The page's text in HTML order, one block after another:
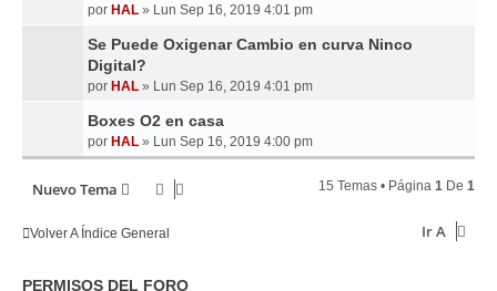
por HAL » Lun Sep 16, 2019 4:01 pm
Se Puede Oxigenar Cambio en curva Ninco
Digital?
por HAL » Lun Sep 16, 2019 4:01 pm
Boxes O2 en casa
por HAL » Lun Sep 16, 2019 4:00 pm
Nuevo Tema 15 Temas • Página 1 De 1
Volver A Índice General Ir A
PERMISOS DEL FORO